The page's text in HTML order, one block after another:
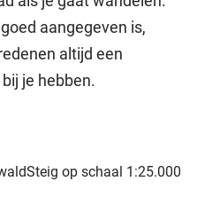
aangegeven is,
altijd een
je hebben.
op schaal 1:25.000